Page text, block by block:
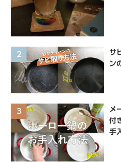
2
サ
ン
3
メ
付
手